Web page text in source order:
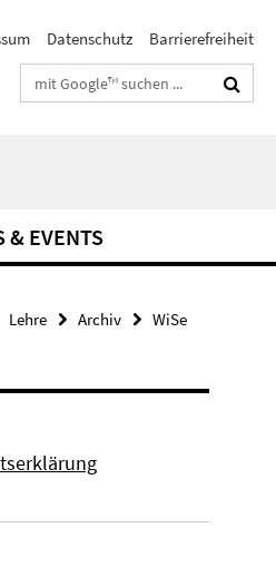
Datenschutz Barrierefreiheit
Suchbegriffe
& EVENTS
Lehre Archiv
WiSe